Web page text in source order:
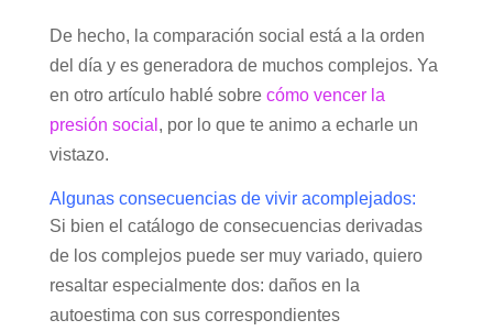
De hecho, la comparación social está a la orden
del día y es generadora de muchos complejos. Ya
en otro artículo hablé sobre cómo vencer la
presión social , por lo que te animo a echarle un
vistazo.
Algunas consecuencias de vivir acomplejados:
Si bien el catálogo de consecuencias derivadas
de los complejos puede ser muy variado, quiero
resaltar especialmente dos: daños en la
autoestima con sus correspondientes